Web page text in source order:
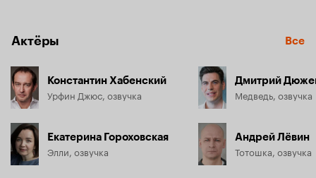
Актёры Все
Константин Хабенский
Урфин Джюс, озвучка
Екатерина Гороховская
Элли, озвучка
Дмитрий
Медведь, озвучка
Андрей Лёвин
Тотошка, озвучка